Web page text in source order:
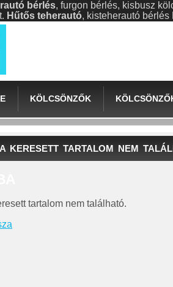
bérlés, furgon bérlés, kisbusz
Hűtős teherautó, kisteherautó
KÖLCSÖNZŐK
A KERESETT TARTALOM NEM
tartalom nem található.